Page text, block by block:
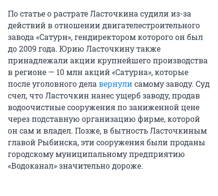
По статье о растрате Ласточкина судили из-за
действий в отношении двигателестроительного
завода «Сатурн», гендиректором которого он был
до 2009 года. Юрию Ласточкину также
принадлежали акции крупнейшего производства
в регионе — 10 млн акций «Сатурна», которые
после уголовного делавернулисамому заводу. Суд
счел, что Ласточкин нанес ущерб заводу, продав
водоочистные сооружения по заниженной цене
через подставную организацию фирме, которой
он сам и владел. Позже, в бытность Ласточкиным
главой Рыбинска, эти сооружения были проданы
городскому муниципальному предприятию
«Водоканал» значительно дороже.